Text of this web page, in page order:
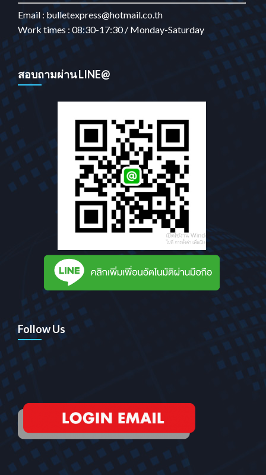
Email : bulletexpress@hotmail.co.th
Work times : 08:30-17:30 / Monday-Saturday
สอบถามผ่าน LINE@
Follow Us